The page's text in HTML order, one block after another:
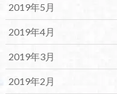
2019年5月
2019年4月
2019年3月
2019年2月